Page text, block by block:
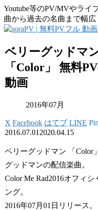
Youtube等のPV/MVやライ
曲から過去の名曲まで幅広
ベリーグッドマ
「Color」 無料
動画
2016年07月
X Facebook はてブ LINE
2016.07.01 2020.04.15
ベリーグッドマン 「Color
グッドマンの配信楽曲。
Color Me Rad2016オフィ
ング。
2016年07月01日リリース。